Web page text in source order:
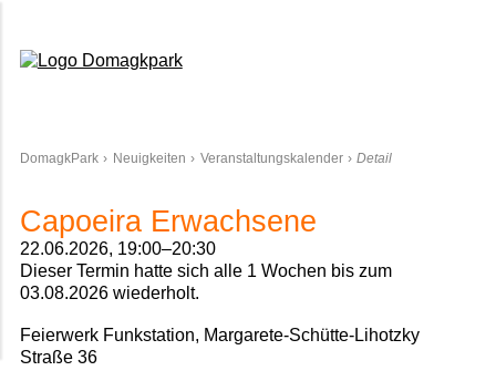
DomagkPark Neuigkeiten Veranstaltungskalender Detail
Capoeira Erwachsene
22.06.2026, 19:00–20:30
Dieser Termin hatte sich alle 1 Wochen bis zum
03.08.2026 wiederholt.
Feierwerk Funkstation, Margarete-Schütte-Lihotzky
Straße 36